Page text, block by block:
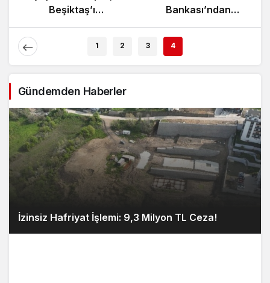
Beşiktaş’ı
Ağırlıyor!
Bankası’ndan
Enflasyon Raporu
Açıklaması
1 2 3 4
Gündemden Haberler
İzinsiz Hafriyat İşlemi: 9,3 Milyon TL Ceza!